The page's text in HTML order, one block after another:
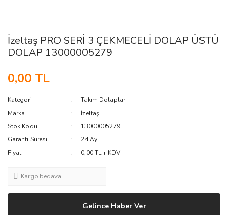
İzeltaş PRO SERİ 3 ÇEKMECELİ DOLAP ÜSTÜ
DOLAP 13000005279
0,00 TL
Kategori
Takım Dolapları
Marka
İzeltaş
Stok Kodu
13000005279
Garanti Süresi
24 Ay
Fiyat
0,00 TL + KDV
Kargo bedava
Gelince Haber Ver